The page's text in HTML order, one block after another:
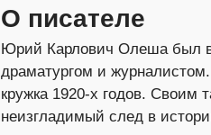
О писателе
Юрий Карлович Олеша был
драматургом и
кружка 1920-х годов. Своим
неизгладимый след в